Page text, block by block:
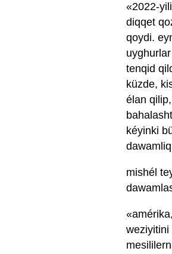
«2022-
diqqet
qoydi.
tenqid
küzde,
élan
kéyinki
mishél
weziyitini